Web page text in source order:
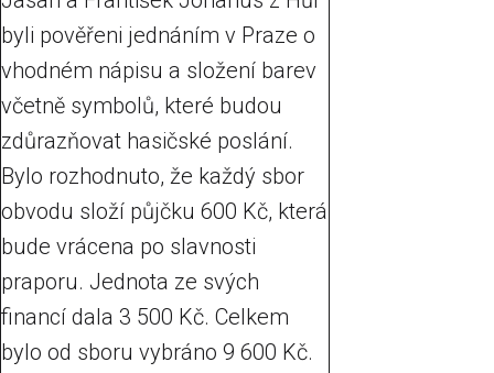
byli pověřeni jednáním v Praze o
vhodném nápisu a složení barev
včetně symbolů, které budou
zdůrazňovat hasičské poslání.
Bylo rozhodnuto, že každý sbor
obvodu složí půjčku 600 Kč, která
bude vrácena po slavnosti
praporu. Jednota ze svých
financí dala 3 500 Kč. Celkem
bylo od sboru vybráno 9 600 Kč.